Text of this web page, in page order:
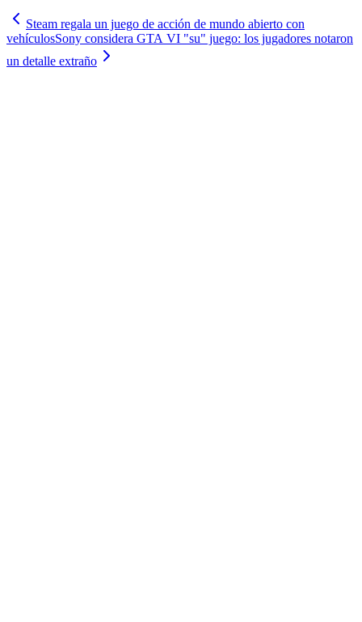
Steam regala un juego de acción de mundo abierto con
vehículosSony considera GTA VI "su" juego: los jugadores notaron
un detalle extraño